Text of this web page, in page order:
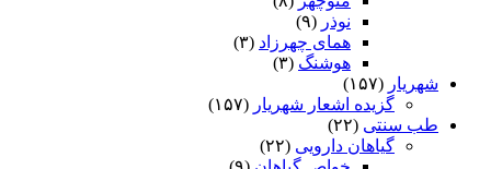
نوذر (۹)
هماى چهرزاد (۳)
هوشنگ (۳)
شهریار (۱۵۷)
گزیده اشعار شهریار (۱۵۷)
طب سنتی (۲۲)
گیاهان دارویی (۲۲)